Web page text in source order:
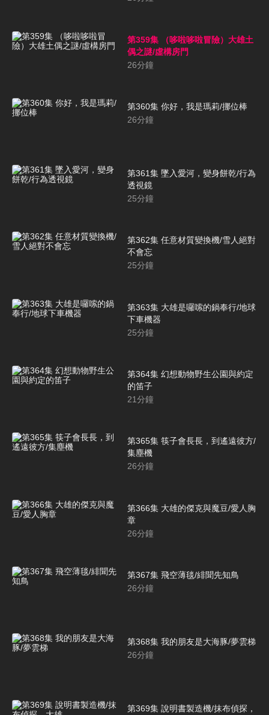
第359集 （哆啦哆啦冒險）大雄土
偶之謎/虛構房門
26分鐘
第360集 你好，我是瑪莉/挪位棒
26分鐘
第361集 墜入愛河，變身餅乾/行為
透視鏡
25分鐘
第362集 任意材質變換機/雪人絕對
不會忘
25分鐘
第363集 大雄是囉嗦的鍋奉行/地球
下車機器
25分鐘
第364集 幻想動物野生公園與約定
的笛子
21分鐘
第365集 筷子會長長，到遙遠彼方/
集塵機
26分鐘
第366集 大雄的傑克與魔豆/愛人胸
章
26分鐘
第367集 飛空薄毯/緋聞先知鳥
26分鐘
第368集 我的朋友是大海豚/夢雲梯
26分鐘
第369集 說明書製造機/抹布偵探，